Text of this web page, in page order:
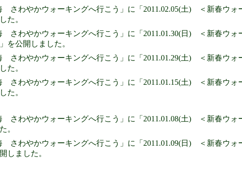
さわやかウォーキングへ行こう」に「2011.02.05(土) ＜新春ウォ
た。
さわやかウォーキングへ行こう」に「2011.01.30(日) ＜新春ウォ
を公開しました。
さわやかウォーキングへ行こう」に「2011.01.29(土) ＜新春ウォ
た。
さわやかウォーキングへ行こう」に「2011.01.15(土) ＜新春ウォ
た。
さわやかウォーキングへ行こう」に「2011.01.08(土) ＜新春ウォ
。
さわやかウォーキングへ行こう」に「2011.01.09(日) ＜新春ウォ
しました。